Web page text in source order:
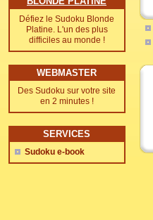
Défiez le Sudoku Blonde
Platine. L'un des plus
difficiles au monde !
WEBMASTER
Des Sudoku sur votre site
en 2 minutes !
SERVICES
Sudoku e-book